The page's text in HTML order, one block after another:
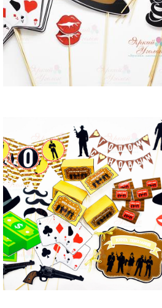
от 25 pуб.
Набор для праздника "Гангстеры"